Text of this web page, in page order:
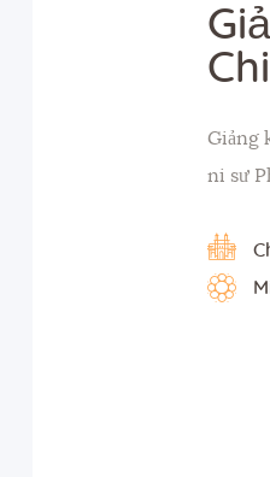
Chi
Giảng
ni sư